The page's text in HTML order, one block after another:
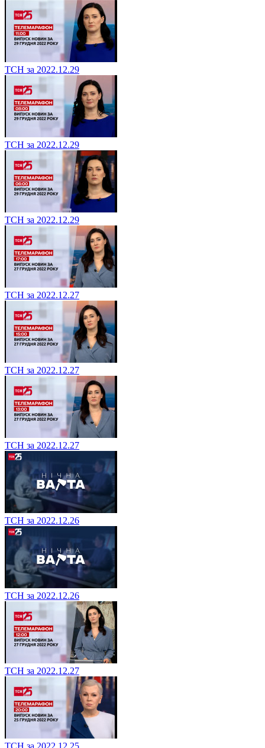
ТСН за 2022.12.29
ТСН за 2022.12.29
ТСН за 2022.12.29
ТСН за 2022.12.27
ТСН за 2022.12.27
ТСН за 2022.12.27
ТСН за 2022.12.26
ТСН за 2022.12.26
ТСН за 2022.12.27
ТСН за 2022.12.25